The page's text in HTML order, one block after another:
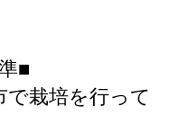
■
で栽培を行って